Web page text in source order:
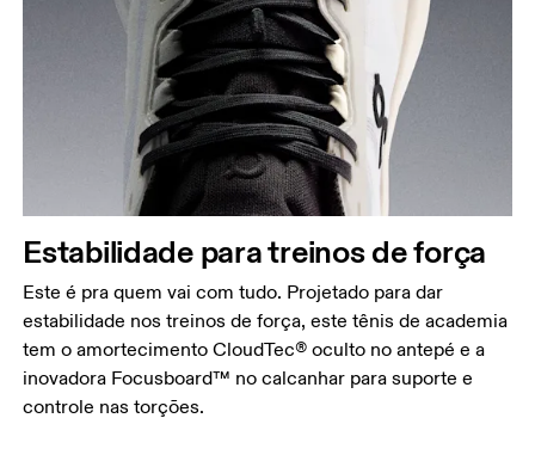
Estabilidade para treinos de força
Este é pra quem vai com tudo. Projetado para dar
estabilidade nos treinos de força, este tênis de academia
tem o amortecimento CloudTec® oculto no antepé e a
inovadora Focusboard™ no calcanhar para suporte e
controle nas torções.